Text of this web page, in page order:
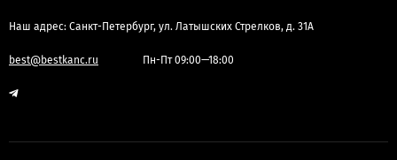
Наш адрес: Санкт-Петербург, ул. Латышских Стрелков, д. 31А
best@bestkanc.ru Пн-Пт 09:00—18:00